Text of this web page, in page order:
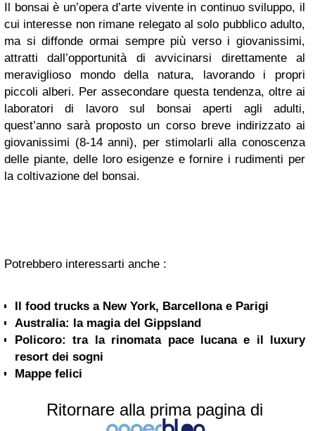
Il bonsai è un’opera d’arte vivente in continuo sviluppo, il
cui interesse non rimane relegato al solo pubblico adulto,
ma si diffonde ormai sempre più verso i giovanissimi,
attratti dall’opportunità di avvicinarsi direttamente al
meraviglioso mondo della natura, lavorando i propri
piccoli alberi. Per assecondare questa tendenza, oltre ai
laboratori di lavoro sul bonsai aperti agli adulti,
quest’anno sarà proposto un corso breve indirizzato ai
giovanissimi (8-14 anni), per stimolarli alla conoscenza
delle piante, delle loro esigenze e fornire i rudimenti per
la coltivazione del bonsai.
Potrebbero interessarti anche :
Il food trucks a New York, Barcellona e Parigi
Australia: la magia del Gippsland
Policoro: tra la rinomata pace lucana e il luxury
resort dei sogni
Mappe felici
Ritornare alla prima pagina di